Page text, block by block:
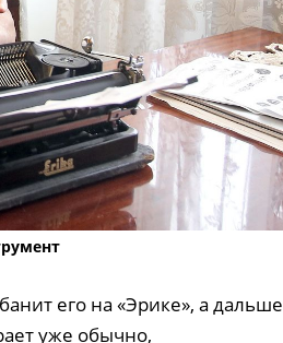
его на «Эрике», а дальше
уже обычно,